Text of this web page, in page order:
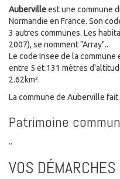
Aubervilleest une commune
Normandie en France. Son
3 autres communes. Les
2007), se nomment "Array"..
Le code Insee de la
entre 5 et 131 mètres
2.62km².
La commune de Auberville fait
Patrimoine
..
VOS DÉMARCHES